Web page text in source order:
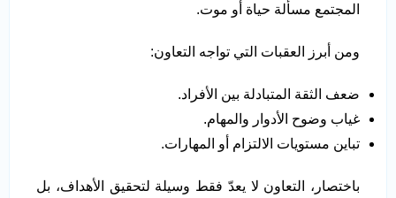
المجتمع مسألة حياة أو موت.
ومن أبرز العقبات التي تواجه التعاون:
ضعف الثقة المتبادلة بين الأفراد.
غياب وضوح الأدوار والمهام.
تباين مستويات الالتزام أو المهارات.
باختصار، التعاون لا يعدّ فقط وسيلة لتحقيق الأهداف، بل